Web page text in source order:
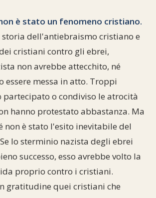
è stato un fenomeno cristiano.
storia dell'antiebraismo cristiano e
cristiani contro gli ebrei,
non avrebbe attecchito, né
essere messa in atto. Troppi
o condiviso le atrocità
hanno protestato abbastanza. Ma
non è stato l'esito inevitabile del
lo sterminio nazista degli ebrei
successo, esso avrebbe volto la
proprio contro i cristiani.
gratitudine quei cristiani che